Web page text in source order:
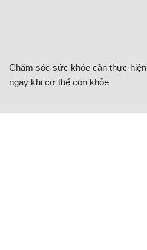
Chăm sóc sức khỏe cần thực hiện
ngay khi cơ thể còn khỏe